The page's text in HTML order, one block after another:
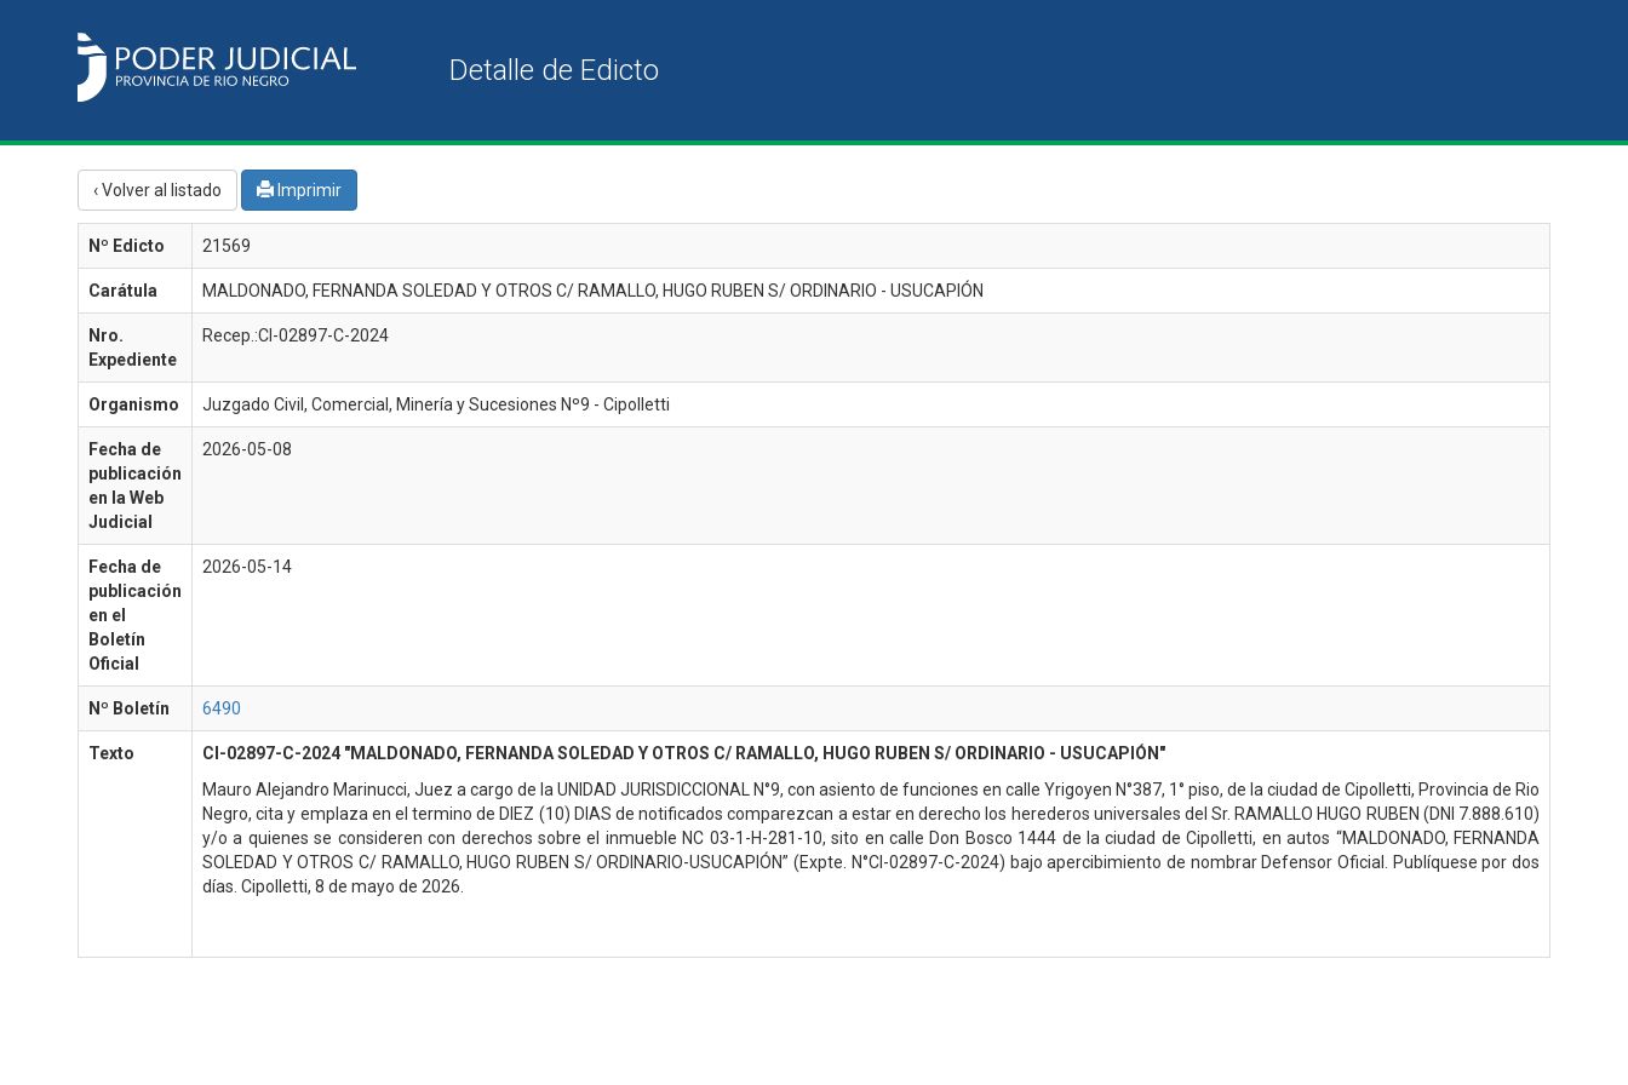
‹ Volver al listado Imprimir
Nº Edicto 21569
Carátula MALDONADO, FERNANDA SOLEDAD Y OTROS C/ RAMALLO, HUGO RUBEN S/ ORDINARIO - USUCAPIÓN
Nro.
Expediente
Recep.:CI-02897-C-2024
Organismo Juzgado Civil, Comercial, Minería y Sucesiones Nº9 - Cipolletti
Fecha de
publicación
en la Web
Judicial
2026-05-08
Fecha de
publicación
en el
Boletín
Oficial
2026-05-14
Nº Boletín 6490
Texto
CI-02897-C-2024 "MALDONADO, FERNANDA SOLEDAD Y OTROS C/ RAMALLO, HUGO RUBEN S/ ORDINARIO - USUCAPIÓN"
Mauro Alejandro Marinucci, Juez a cargo de la UNIDAD JURISDICCIONAL N°9, con asiento de funciones en calle Yrigoyen N°387, 1° piso, de la ciudad de Cipolletti, Provincia de Rio
Negro, cita y emplaza en el termino de DIEZ (10) DIAS de notificados comparezcan a estar en derecho los herederos universales del Sr. RAMALLO HUGO RUBEN (DNI 7.888.610)
y/o a quienes se consideren con derechos sobre el inmueble NC 03-1-H-281-10, sito en calle Don Bosco 1444 de la ciudad de Cipolletti, en autos “MALDONADO, FERNANDA
SOLEDAD Y OTROS C/ RAMALLO, HUGO RUBEN S/ ORDINARIO-USUCAPIÓN” (Expte. N°CI-02897-C-2024) bajo apercibimiento de nombrar Defensor Oficial. Publíquese por dos
días. Cipolletti, 8 de mayo de 2026.